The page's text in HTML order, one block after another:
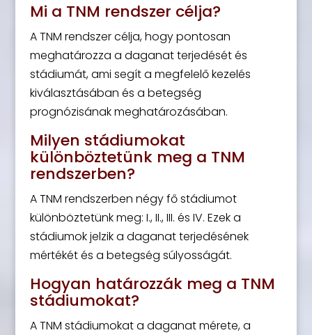
Mi a TNM rendszer célja?
A TNM rendszer célja, hogy pontosan
meghatározza a daganat terjedését és
stádiumát, ami segít a megfelelő kezelés
kiválasztásában és a betegség
prognózisának meghatározásában.
Milyen stádiumokat
különböztetünk meg a TNM
rendszerben?
A TNM rendszerben négy fő stádiumot
különböztetünk meg: I., II., III. és IV. Ezek a
stádiumok jelzik a daganat terjedésének
mértékét és a betegség súlyosságát.
Hogyan határozzák meg a TNM
stádiumokat?
A TNM stádiumokat a daganat mérete, a